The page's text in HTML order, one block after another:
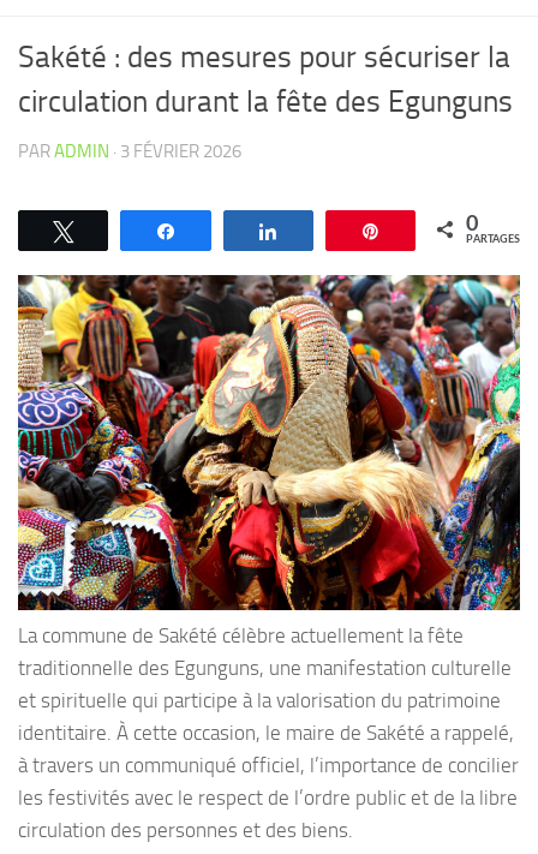
Sakété : des mesures pour sécuriser la
circulation durant la fête des Egunguns
PARADMIN · 3 FÉVRIER 2026
Épingle 0
PARTAGES
La commune de Sakété célèbre actuellement la fête
traditionnelle des Egunguns, une manifestation culturelle
et spirituelle qui participe à la valorisation du patrimoine
identitaire. À cette occasion, le maire de Sakété a rappelé,
à travers un communiqué officiel, l’importance de concilier
les festivités avec le respect de l’ordre public et de la libre
circulation des personnes et des biens.